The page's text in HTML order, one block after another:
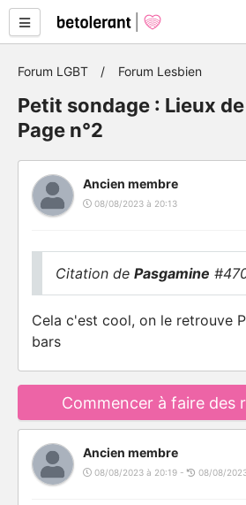
Forum LGBT Forum Lesbien
Petit sondage : Lieux
Page n°2
Ancien membre
08/08/2023 à 20:13
Citation de Pasgamine
Cela c'est cool, on le retrouve
bars
Commencer à faire des
Ancien membre
08/08/2023 à 20:19 - 08/08/